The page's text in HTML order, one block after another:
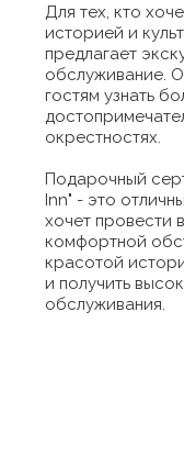
Для тех, кто
историей и
предлагает
обслуживание.
гостям узнать
окрестностях.
Подарочный
Inn" - это
хочет провести
комфортной
красотой
и получить
обслуживания.